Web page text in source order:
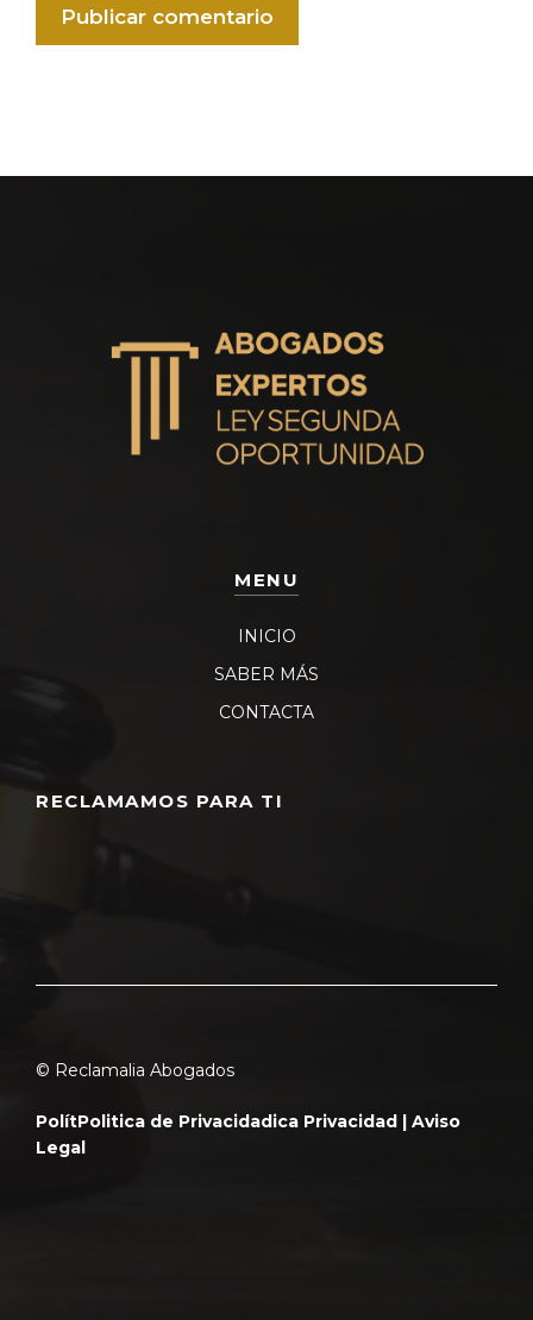
MENU
INICIO
SABER MÁS
CONTACTA
RECLAMAMOS PARA TI
© Reclamalia Abogados
PolítPolitica de Privacidad ica Privacidad | Aviso
Legal